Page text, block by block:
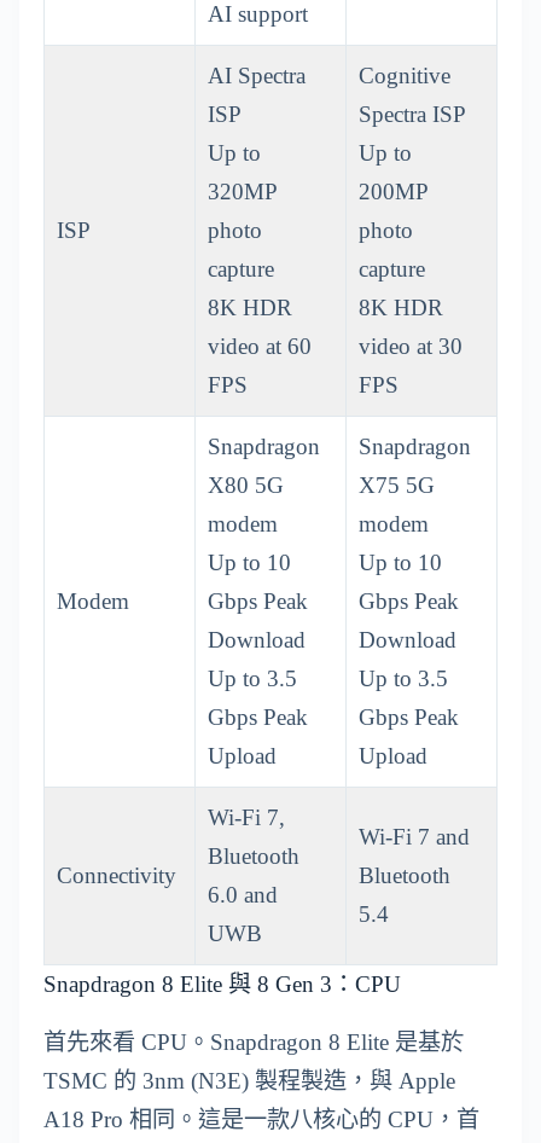
AI support
ISP
AI Spectra
ISP
Up to
320MP
photo
capture
8K HDR
video at 60
FPS
Cognitive
Spectra ISP
Up to
200MP
photo
capture
8K HDR
video at 30
FPS
Modem
Snapdragon
X80 5G
modem
Up to 10
Gbps Peak
Download
Up to 3.5
Gbps Peak
Upload
Snapdragon
X75 5G
modem
Up to 10
Gbps Peak
Download
Up to 3.5
Gbps Peak
Upload
Connectivity
Wi-Fi 7,
Bluetooth
6.0 and
UWB
Wi-Fi 7 and
Bluetooth
5.4
Snapdragon 8 Elite 與 8 Gen 3：CPU
首先來看 CPU。Snapdragon 8 Elite 是基於
TSMC 的 3nm (N3E) 製程製造，與 Apple
A18 Pro 相同。這是一款八核心的 CPU，首